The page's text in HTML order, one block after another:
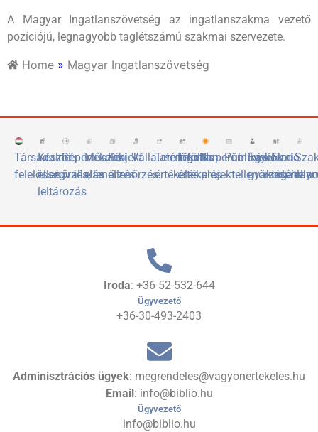
A Magyar Ingatlanszövetség az ingatlanszakma vezető
pozíciójú, legnagyobb taglétszámú szakmai szervezete.
Home » Magyar Ingatlanszövetség
Társadalmi
felelősségvállalás
Készlet
ellenőrzés,
leltározás
Gépértékelés
Műszaki
ellenőrzés
Projekt
ellenőrzés
Vállalatértékelés
Termőföld
értékelés
Ingatlan
értékelés
Naperőművek
projektellenőrzése
Publikációk
Egyetemi
gyakorlóhely
Eladó
Iroda: +36-52-532-644
Ügyvezető
+36-30-493-2403
Adminisztrációs ügyek: megrendeles@vagyonertekeles.hu
Email: info@biblio.hu
Ügyvezető
info@biblio.hu